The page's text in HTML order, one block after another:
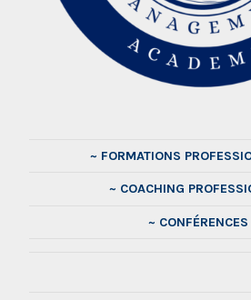
~ FORMATIONS
~ COACHING
~ CONFÉRENCES